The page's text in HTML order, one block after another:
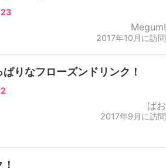
Megum!
2017年10月に訪問
りなフローズンドリンク！
ぱお
2017年9月に訪問